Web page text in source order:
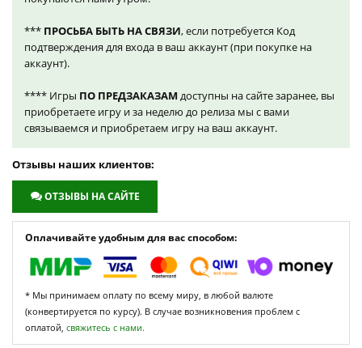
*** ПРОСЬБА БЫТЬ НА СВЯЗИ, если потребуется Код
подтверждения для входа в ваш аккаунт (при покупке на
аккаунт).
**** Игры ПО ПРЕДЗАКАЗАМ доступны на сайте заранее, вы
приобретаете игру и за неделю до релиза мы с вами
связываемся и приобретаем игру на ваш аккаунт.
Отзывы наших клиентов:
ОТЗЫВЫ НА САЙТЕ
Оплачивайте удобным для вас способом:
* Мы принимаем оплату по всему миру, в любой валюте
(конвертируется по курсу). В случае возникновения проблем с
оплатой, свяжитесь с нами.